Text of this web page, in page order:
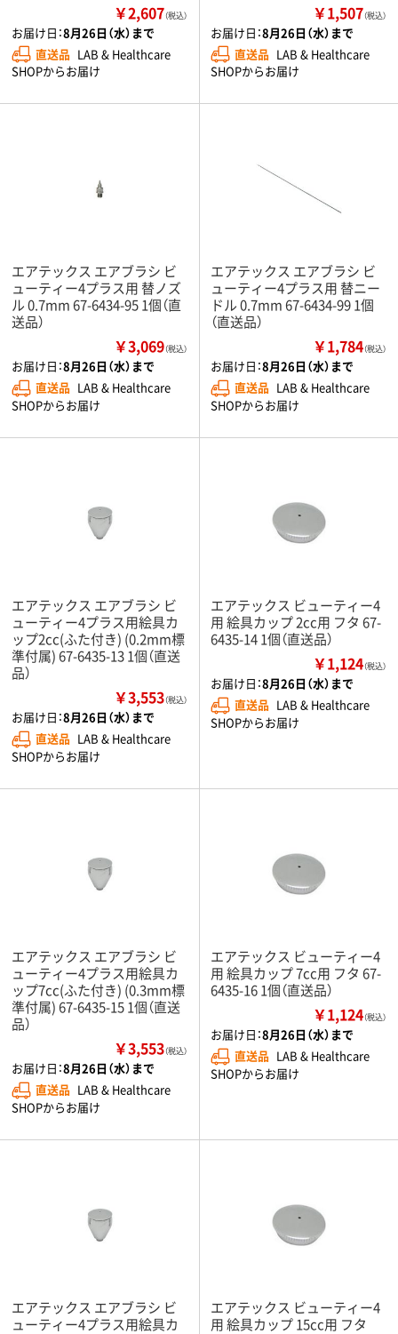
￥2,607（税込）
お届け日：8月26日（水）まで
直送品 LAB & Healthcare
SHOPからお届け
￥1,507（税込）
お届け日：8月26日（水）まで
直送品 LAB & Healthcare
SHOPからお届け
エアテックス エアブラシ ビ
ューティー4プラス用 替ノズ
ル 0.7mm 67-6434-95 1個（直
送品）
￥3,069（税込）
お届け日：8月26日（水）まで
直送品 LAB & Healthcare
SHOPからお届け
エアテックス エアブラシ ビ
ューティー4プラス用 替ニー
ドル 0.7mm 67-6434-99 1個
（直送品）
￥1,784（税込）
お届け日：8月26日（水）まで
直送品 LAB & Healthcare
SHOPからお届け
エアテックス エアブラシ ビ
ューティー4プラス用絵具カ
ップ2cc(ふた付き) (0.2mm標
準付属) 67-6435-13 1個（直送
品）
￥3,553（税込）
お届け日：8月26日（水）まで
直送品 LAB & Healthcare
SHOPからお届け
エアテックス ビューティー4
用 絵具カップ 2cc用 フタ 67-
6435-14 1個（直送品）
￥1,124（税込）
お届け日：8月26日（水）まで
直送品 LAB & Healthcare
SHOPからお届け
エアテックス エアブラシ ビ
ューティー4プラス用絵具カ
ップ7cc(ふた付き) (0.3mm標
準付属) 67-6435-15 1個（直送
品）
￥3,553（税込）
お届け日：8月26日（水）まで
直送品 LAB & Healthcare
SHOPからお届け
エアテックス ビューティー4
用 絵具カップ 7cc用 フタ 67-
6435-16 1個（直送品）
￥1,124（税込）
お届け日：8月26日（水）まで
直送品 LAB & Healthcare
SHOPからお届け
エアテックス エアブラシ ビ
ューティー4プラス用絵具カ
エアテックス ビューティー4
用 絵具カップ 15cc用 フタ